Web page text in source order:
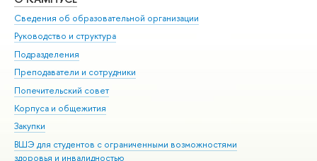
Сведения об образовательной организации
Руководство и структура
Подразделения
Преподаватели и сотрудники
Попечительский совет
Корпуса и общежития
Закупки
ВШЭ для студентов с ограниченными возможностями
здоровья и инвалидностью